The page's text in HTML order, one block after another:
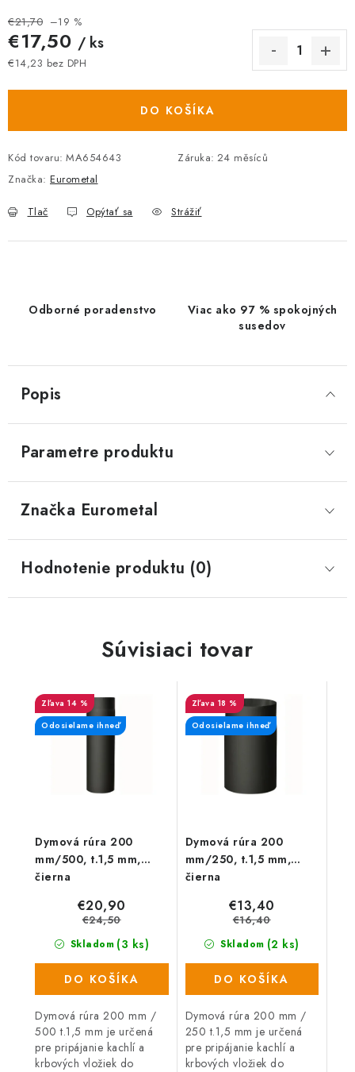
€21,70 –19 %
€17,50 / ks
€14,23 bez DPH
DO KOŠÍKA
Kód tovaru: MA654643 Záruka: 24 měsíců
Značka: Eurometal
Tlač Opýtať sa Strážiť
Odborné poradenstvo
Viac ako 97 % spokojných
susedov
Popis
Parametre produktu
Značka Eurometal
Hodnotenie produktu (0)
Súvisiaci tovar
Dymová rúra 200
mm/500, t.1,5 mm,
čierna
14 %
Odosielame ihneď
Skladom (3 ks)
€20,90
€24,50
DO KOŠÍKA
Dymová rúra 200 mm /
500 t.1,5 mm je určená
pre pripájanie kachlí a
krbových vložiek do
Dymová rúra 200
mm/250, t.1,5 mm,
čierna
18 %
Odosielame ihneď
Skladom (2 ks)
€13,40
€16,40
DO KOŠÍKA
Dymová rúra 200 mm /
250 t.1,5 mm je určená
pre pripájanie kachlí a
krbových vložiek do